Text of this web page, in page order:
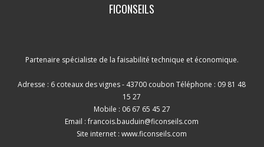
FICONSEILS
Partenaire spécialiste de la faisabilité technique et économique.
Adresse : 6 coteaux des vignes - 43700 coubon Téléphone : 09 81 48
15 27
Mobile : 06 67 65 45 27
Email :francois.bauduin@ficonseils.com
Site internet :www.ficonseils.com